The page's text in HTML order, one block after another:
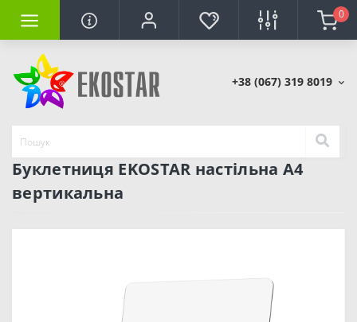
0
+38 (067) 319 8019
Буклетниця EKOSTAR настільна А4
вертикальна